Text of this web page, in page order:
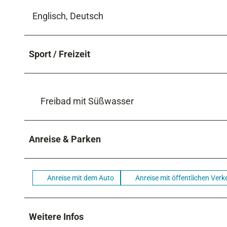
Englisch, Deutsch
Sport / Freizeit
Freibad mit Süßwasser
Anreise & Parken
Anreise mit dem Auto Anreise mit öffentlichen
Weitere Infos